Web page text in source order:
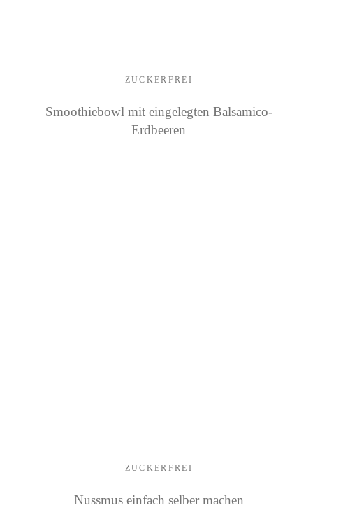
ZUCKERFREI
Smoothiebowl mit eingelegten Balsamico-
Erdbeeren
ZUCKERFREI
Nussmus einfach selber machen